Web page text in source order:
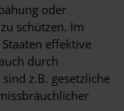
oder
schützen. Im
effektive
durch
z.B. gesetzliche